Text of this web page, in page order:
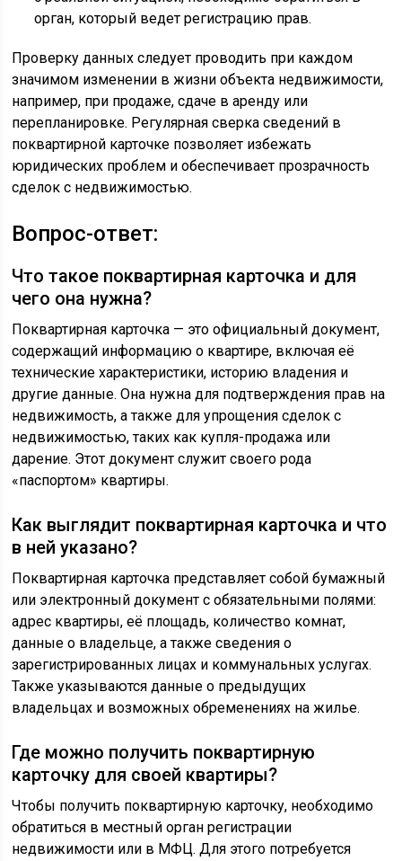
орган, который ведет регистрацию прав.
Проверку данных следует проводить при каждом
значимом изменении в жизни объекта недвижимости,
например, при продаже, сдаче в аренду или
перепланировке. Регулярная сверка сведений в
поквартирной карточке позволяет избежать
юридических проблем и обеспечивает прозрачность
сделок с недвижимостью.
Вопрос-ответ:
Что такое поквартирная карточка и для
чего она нужна?
Поквартирная карточка — это официальный документ,
содержащий информацию о квартире, включая её
технические характеристики, историю владения и
другие данные. Она нужна для подтверждения прав на
недвижимость, а также для упрощения сделок с
недвижимостью, таких как купля-продажа или
дарение. Этот документ служит своего рода
«паспортом» квартиры.
Как выглядит поквартирная карточка и что
в ней указано?
Поквартирная карточка представляет собой бумажный
или электронный документ с обязательными полями:
адрес квартиры, её площадь, количество комнат,
данные о владельце, а также сведения о
зарегистрированных лицах и коммунальных услугах.
Также указываются данные о предыдущих
владельцах и возможных обременениях на жилье.
Где можно получить поквартирную
карточку для своей квартиры?
Чтобы получить поквартирную карточку, необходимо
обратиться в местный орган регистрации
недвижимости или в МФЦ. Для этого потребуется